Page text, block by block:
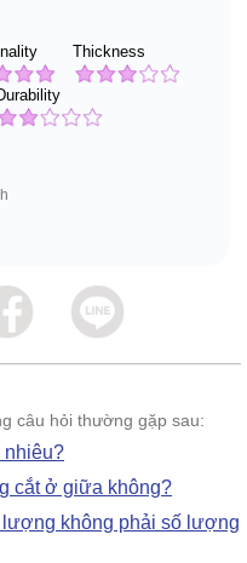
Thickness
câu hỏi thường gặp sau:
nhiêu?
cắt ở giữa không?
lượng không phải số lượng